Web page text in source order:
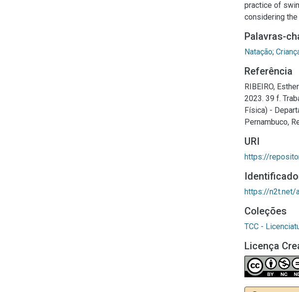
practice of
considering
Palavras-
Natação;
Referência
RIBEIRO,
2023. 39 f.
Física) -
Pernambuco,
URI
https://
https://n2t.net/
Coleções
TCC -
Licença